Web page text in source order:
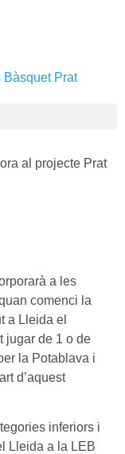
al projecte Prat
a les
comenci la
a Lleida el
jugar de 1 o de
la Potablava i
d’aquest
inferiors i
Lleida a la LEB